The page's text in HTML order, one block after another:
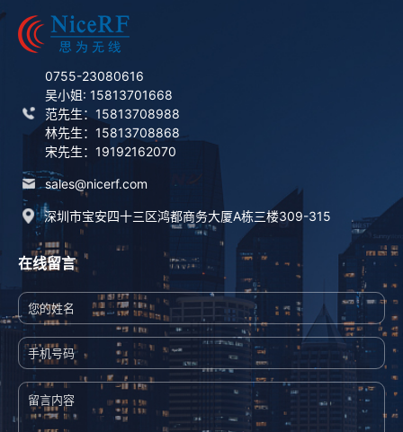
0755-23080616
吴小姐: 15813701668
范先生：15813708988
林先生：15813708868
宋先生：19192162070
sales@nicerf.com
深圳市宝安四十三区鸿都商务大厦A栋三楼309-315
在线留言